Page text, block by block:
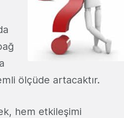
ölçüde artacaktır.
hem etkileşimi